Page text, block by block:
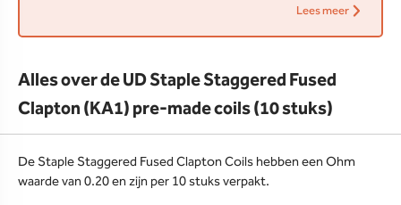
Lees meer
Alles over de UD Staple Staggered Fused
Clapton (KA1) pre-made coils (10 stuks)
De Staple Staggered Fused Clapton Coils hebben een Ohm
waarde van 0.20 en zijn per 10 stuks verpakt.